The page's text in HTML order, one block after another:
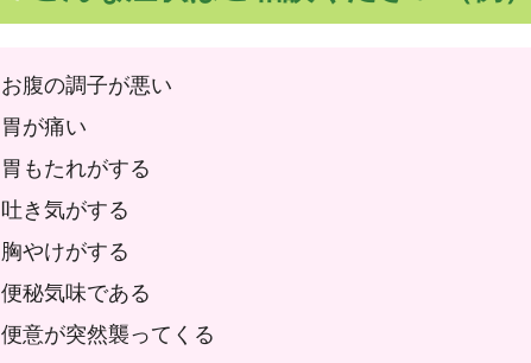
お腹の調子が悪い
胃が痛い
胃もたれがする
吐き気がする
胸やけがする
便秘気味である
便意が突然襲ってくる